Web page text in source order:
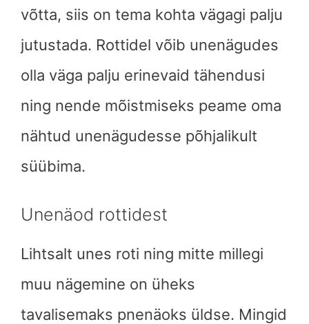
võtta, siis on tema kohta vägagi palju
jutustada. Rottidel võib unenägudes
olla väga palju erinevaid tähendusi
ning nende mõistmiseks peame oma
nähtud unenägudesse põhjalikult
süübima.
Unenäod rottidest
Lihtsalt unes roti ning mitte millegi
muu nägemine on üheks
tavalisemaks pnenäoks üldse. Mingid